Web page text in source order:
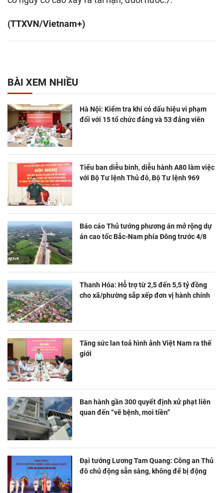
(TTXVN/Vietnam+)
BÀI XEM NHIỀU
Hà Nội: Kiểm tra khi có dấu hiệu vi phạm
đối với 15 tổ chức đảng và 53 đảng viên
Tiểu ban diễu binh, diễu hành A80 làm việc
với Bộ Tư lệnh Thủ đô, Bộ Tư lệnh 969
Báo cáo Thủ tướng phương án mở rộng dự
án cao tốc Bắc-Nam phía Đông trước 4/8
Thanh Hóa: Hỗ trợ từ 2,5 đến 5,5 tỷ đồng
cho xã/phường sắp xếp đơn vị hành chính
Tăng sức lan toả hình ảnh Việt Nam ra thế
giới
Ban hành gần 300 quyết định xử phạt liên
quan đến “vẽ bệnh, moi tiền”
Đại tướng Lương Tam Quang: Công an Thủ
đô chủ động sẵn sàng, không để bị động